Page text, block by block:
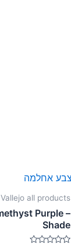
Vallejo all products
Purple –
Shade